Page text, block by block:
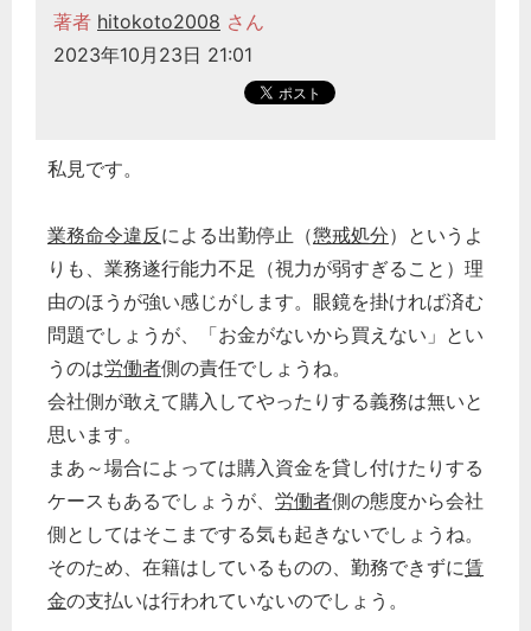
著者 hitokoto2008 さん
2023年10月23日 21:01
私見です。
業務命令違反による出勤停止（懲戒処分）というよ
りも、業務遂行能力不足（視力が弱すぎること）理
由のほうが強い感じがします。眼鏡を掛ければ済む
問題でしょうが、「お金がないから買えない」とい
うのは労働者側の責任でしょうね。
会社側が敢えて購入してやったりする義務は無いと
思います。
まあ～場合によっては購入資金を貸し付けたりする
ケースもあるでしょうが、 労働者側の態度から会社
側としてはそこまでする気も起きないでしょうね。
そのため、在籍はしているものの、勤務できずに賃
金の支払いは行われていないのでしょう。